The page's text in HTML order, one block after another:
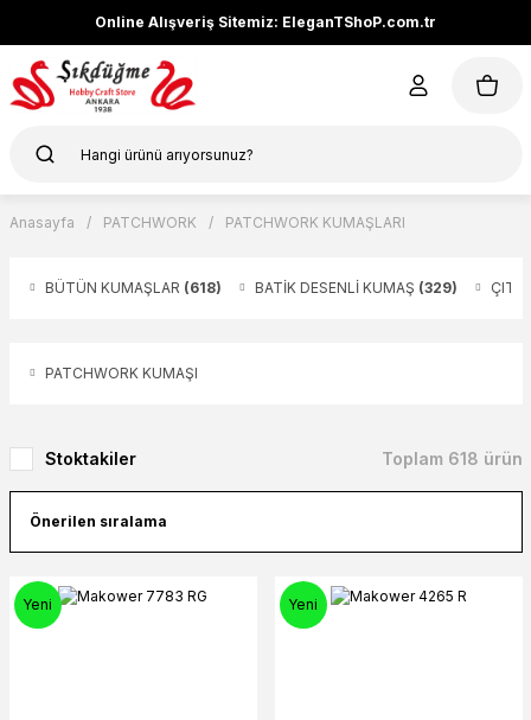
Online Alışveriş Sitemiz: EleganTShoP.com.tr
Anasayfa PATCHWORK PATCHWORK KUMAŞLARI
BÜTÜN KUMAŞLAR (618) BATİK DESENLİ KUMAŞ (329)
PATCHWORK KUMAŞI
Stoktakiler Toplam 618 ürün
Yeni Yeni